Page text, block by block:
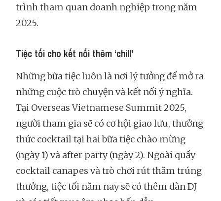
trình tham quan doanh nghiệp trong năm
2025.
Tiệc tối cho kết nối thêm ‘chill'
Những bữa tiệc luôn là nơi lý tưởng để mở ra
những cuộc trò chuyện và kết nối ý nghĩa.
Tại Overseas Vietnamese Summit 2025,
người tham gia sẽ có cơ hội giao lưu, thưởng
thức cocktail tại hai bữa tiệc chào mừng
(ngày 1) và after party (ngày 2). Ngoài quầy
cocktail canapes và trò chơi rút thăm trúng
thưởng, tiệc tối năm nay sẽ có thêm dàn DJ